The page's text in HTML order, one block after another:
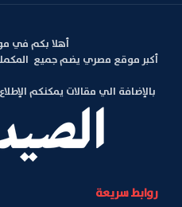
أهلا بكم في
أكبر موقع مصري يضم جميع
بالإضافة الي مقالات يمكنكم
روابط سريعة